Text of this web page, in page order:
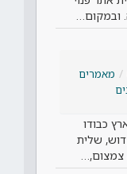
מאמרים
כבודו
שלית